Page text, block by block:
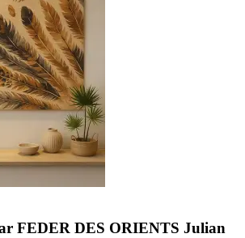
FEDER DES ORIENTS Julian